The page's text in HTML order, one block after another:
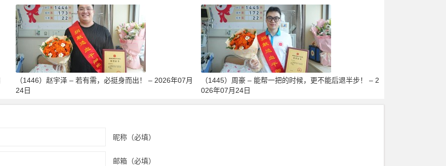
（1446）赵宇泽 – 若有需，必挺身而出！ – 2026年07月
24日
（1445）周豪 – 能帮一把的时候，更不能后退半步！ – 2
026年07月24日
昵称（必填）
邮箱（必填）